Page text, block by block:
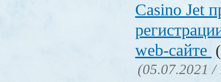
Сasino Jet
web-сайте
(05.07.2021 /